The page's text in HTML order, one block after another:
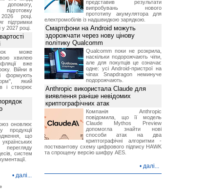
році.
підтримки
2027 році.
може
хвилею
вже
Війни в
формують
який
і створює
оновлює
продукції
що
систем
• далі...
представив результати
випробувань нового
прототипу акумулятора для
електромобілів із надшвидкою зарядкою.
Смартфони на Android можуть
здорожчати через нову цінову
політику Qualcomm
Qualcomm поки не розкрила,
наскільки подорожчають чіпи,
але для покупців це означає
одне: усі Android-пристрої на
чіпах Snapdragon неминуче
подорожчають.
Anthropic використала Claude для
виявлення раніше невідомих
криптографічних атак
Компанія Anthropic
повідомила, що її модель
Claude Mythos Preview
допомогла знайти нові
способи атак на два
криптографічні алгоритми -
постквантову схему цифрового підпису HAWK
та спрощену версію шифру AES.
• далі...